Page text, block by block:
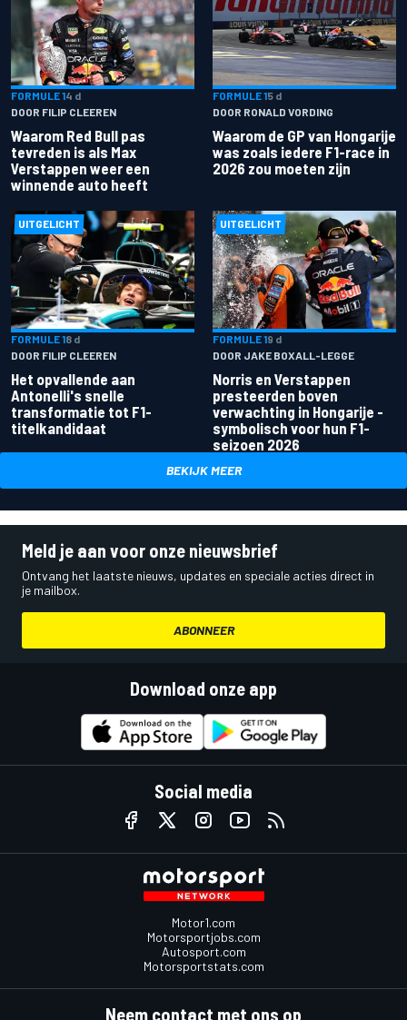
FORMULE 14 d
DOOR FILIP CLEEREN
Waarom Red Bull pas
tevreden is als Max
Verstappen weer een
winnende auto heeft
FORMULE 15 d
DOOR RONALD VORDING
Waarom de GP van Hongarije
was zoals iedere F1-race in
2026 zou moeten zijn
UITGELICHT
FORMULE 18 d
DOOR FILIP CLEEREN
Het opvallende aan
Antonelli's snelle
transformatie tot F1-
titelkandidaat
UITGELICHT
FORMULE 19 d
DOOR JAKE BOXALL-LEGGE
Norris en Verstappen
presteerden boven
verwachting in Hongarije -
symbolisch voor hun F1-
seizoen 2026
BEKIJK MEER
Meld je aan voor onze nieuwsbrief
Ontvang het laatste nieuws, updates en speciale acties direct in
je mailbox.
ABONNEER
Download onze app
Social media
Motor1.com
Motorsportjobs.com
Autosport.com
Motorsportstats.com
Neem contact met ons op